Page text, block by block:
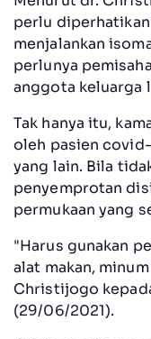
perlu
menjalankan
perlunya
anggota keluarga
Tak hanya itu,
oleh pasien
yang lain. Bila
penyemprotan
permukaan yang
"Harus gunakan
alat makan,
Christijogo
(29/06/2021).